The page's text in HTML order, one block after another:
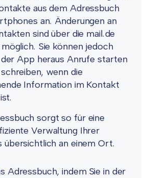
aus dem Adressbuch
an. Änderungen an
sind über die mail.de
Sie können jedoch
App heraus Anrufe starten
wenn die
Information im Kontakt
sorgt so für eine
Verwaltung Ihrer
übersichtlich an einem Ort.
Adressbuch, indem Sie in der